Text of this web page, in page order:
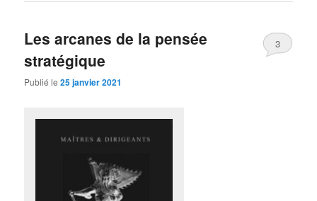
Les arcanes de la pensée
stratégique
Publié le25 janvier 2021
3